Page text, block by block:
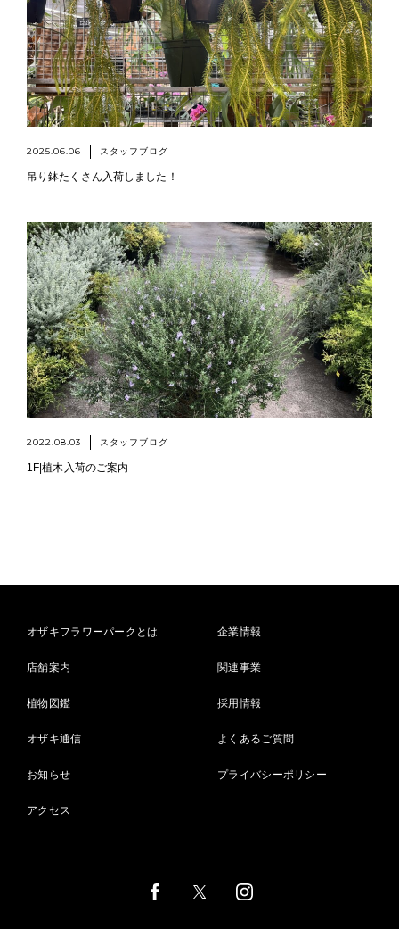
2025.06.06 スタッフブログ
吊り鉢たくさん入荷しました！
2022.08.03 スタッフブログ
1F|植木入荷のご案内
オザキフラワーパークとは
店舗案内
植物図鑑
オザキ通信
お知らせ
アクセス
企業情報
関連事業
採用情報
よくあるご質問
プライバシーポリシー